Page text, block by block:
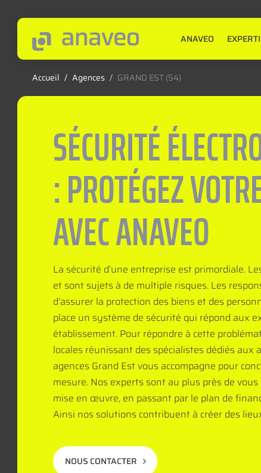
ANAVEO
Accueil / Agences / GRAND EST (54)
SÉCURITÉ
: PROTÉGEZ
AVEC ANAVEO
La sécurité d’une entreprise est primordiale.
et sont sujets à de multiple risques. Les
d’assurer la protection des biens et des
place un système de sécurité qui répond aux
établissement. Pour répondre à cette
locales réunissant des spécialistes dédiés aux
agences Grand Est vous accompagne pour
mesure. Nos experts sont au plus près de
mise en œuvre, en passant par le plan de
Ainsi nos solutions contribuent à créer des
NOUS CONTACTER